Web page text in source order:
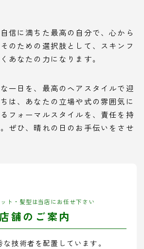
信に満ちた最高の自分で、心から
のための選択肢として、スキンフ
あなたの力になります。
一日を、最高のヘアスタイルで迎
は、あなたの立場や式の雰囲気に
フォーマルスタイルを、責任を持
ぜひ、晴れの日のお手伝いをさせ
ト・髪型は当店にお任せ下さい
店舗のご案内
技術者を配置しています。